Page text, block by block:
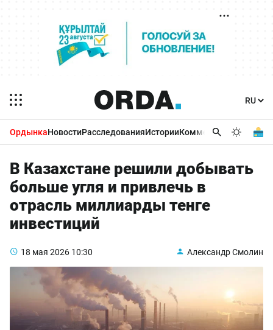
ОрдынкаНовостиРасследованияИсторииКомментарииБизнес
В Казахстане решили добывать
больше угля и привлечь в
отрасль миллиарды тенге
инвестиций
18 мая 2026 10:30 Александр Смолин